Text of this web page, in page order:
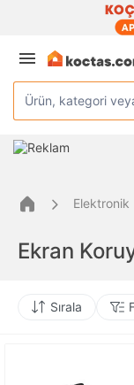
Ürün, kategori
Elektronik
Ekran
Sırala